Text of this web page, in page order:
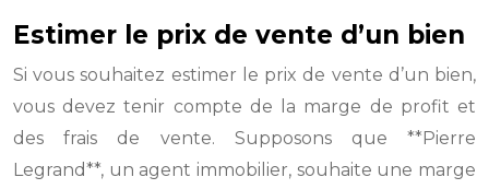
Estimer le prix de vente d’un bien
Si vous souhaitez estimer le prix de vente d’un bien,
vous devez tenir compte de la marge de profit et
des frais de vente. Supposons que **Pierre
Legrand**, un agent immobilier, souhaite une marge